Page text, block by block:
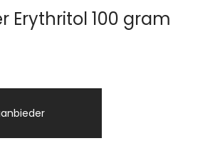
Erythritol 100 gram